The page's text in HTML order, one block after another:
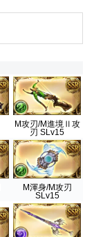
M攻刃/M進境Ⅱ攻
刃 SLv15
M渾身/M攻刃
SLv15